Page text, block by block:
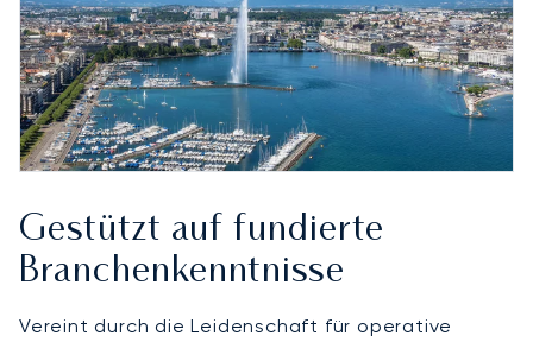
Gestützt auf fundierte
Branchenkenntnisse
Vereint durch die Leidenschaft für operative